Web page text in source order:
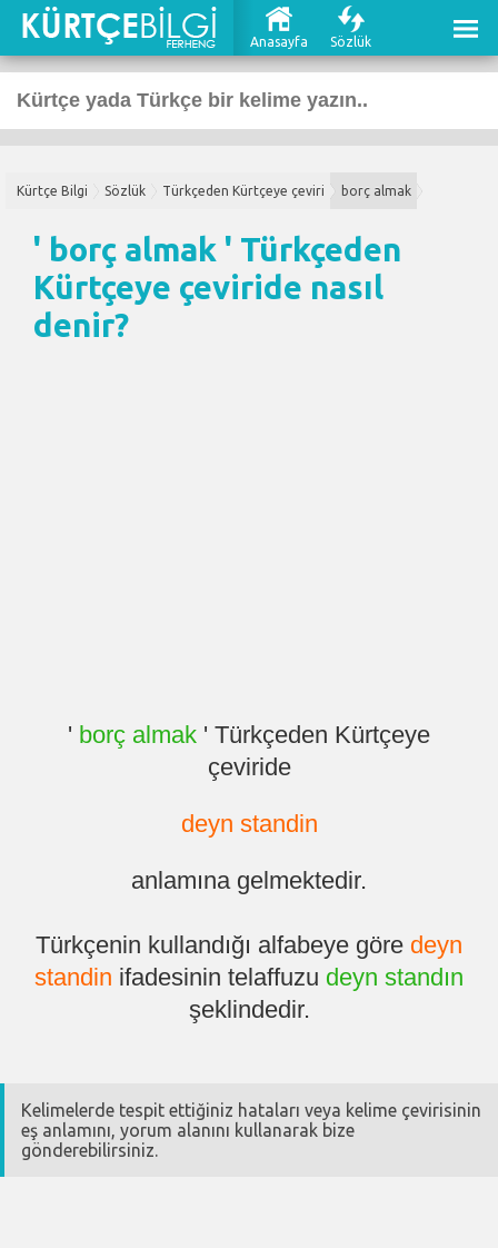
Anasayfa Sözlük
Kürtçe Bilgi Sözlük Türkçeden Kürtçeye çeviri borç almak
' borç almak ' Türkçeden
Kürtçeye çeviride nasıl
denir?
' borç almak ' Türkçeden Kürtçeye
çeviride
deyn standin
anlamına gelmektedir.
Türkçenin kullandığı alfabeye göre deyn
standin ifadesinin telaffuzu deyn standın
şeklindedir.
Kelimelerde tespit ettiğiniz hataları veya kelime çevirisinin
eş anlamını, yorum alanını kullanarak bize
gönderebilirsiniz.